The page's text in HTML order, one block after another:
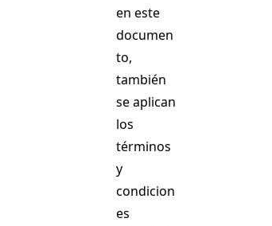
en este
documen
to,
también
se aplican
los
términos
y
condicion
es